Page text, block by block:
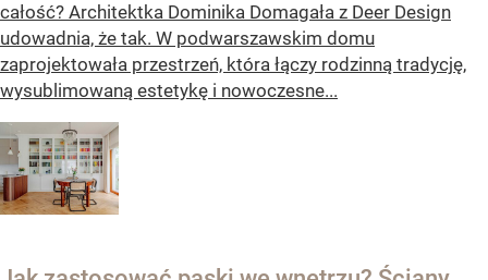
całość? Architektka Dominika Domagała z Deer Design
udowadnia, że tak. W podwarszawskim domu
zaprojektowała przestrzeń, która łączy rodzinną tradycję,
wysublimowaną estetykę i nowoczesne...